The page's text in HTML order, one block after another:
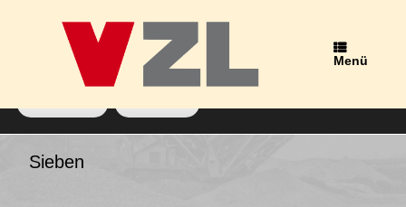
Menü
Schlagwort-Archiv:
Sieben
Wir verwenden Cookies, um dir die bestmögliche Erfahrung auf
unserer Website zu bieten.
Du kannst mehr darüber erfahren, welche Cookies wir
verwenden, oder sie unterEinstellungendeaktivieren.